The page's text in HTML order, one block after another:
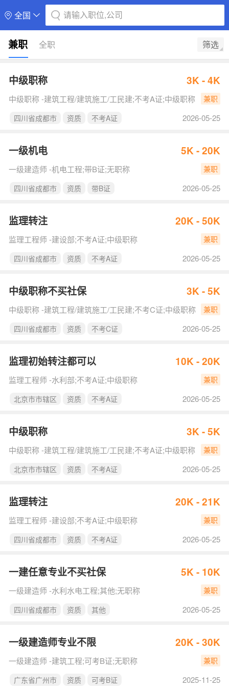
全国 请输入职位,公司
兼职 全职 筛选
中级职称 3K - 4K
中级职称 -建筑工程/建筑施工/工民建;不考A证;中级职称
兼职
四川省成都市
资质 不考A证 2026-05-25
一级机电 5K - 20K
一级建造师 -机电工程;带B证;无职称
兼职
四川省成都市
资质 带B证 2026-05-25
监理转注 20K - 50K
监理工程师 -建设部;不考A证;中级职称
兼职
四川省成都市
资质 不考A证 2026-05-25
中级职称不买社保 3K - 5K
中级职称 -建筑工程/建筑施工/工民建;不考C证;中级职称
兼职
四川省成都市
资质 不考C证 2026-05-25
监理初始转注都可以 10K - 20K
监理工程师 -水利部;不考A证;中级职称
兼职
北京市市辖区
资质 不考A证 2026-05-25
中级职称 3K - 5K
中级职称 -建筑工程/建筑施工/工民建;不考A证;中级职称
兼职
北京市市辖区
资质 不考A证 2026-05-25
监理转注 20K - 21K
监理工程师 -建设部;不考A证;中级职称
兼职
四川省成都市
资质 不考A证 2026-05-25
一建任意专业不买社保 5K - 10K
一级建造师 -水利水电工程;其他;无职称
兼职
四川省成都市
资质 其他 2026-05-25
一级建造师专业不限 20K - 30K
一级建造师 -建筑工程;可考B证;无职称
兼职
广东省广州市
资质 可考B证 2025-11-25